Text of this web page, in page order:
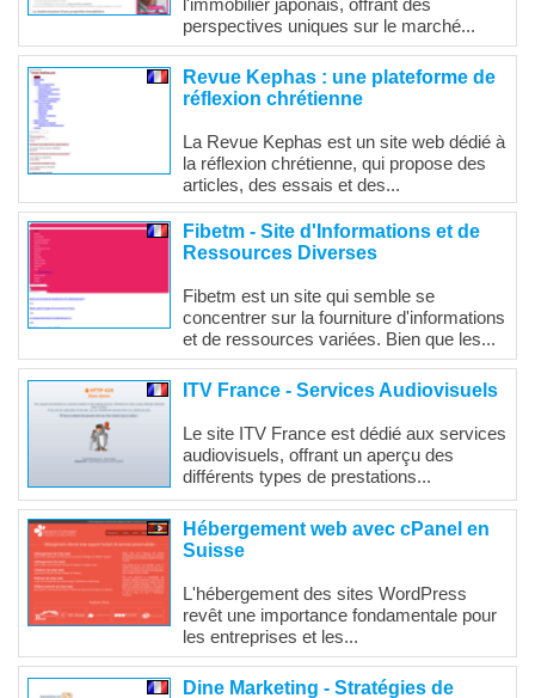
l'immobilier japonais, offrant des
perspectives uniques sur le marché...
Revue Kephas : une plateforme de
réflexion chrétienne
La Revue Kephas est un site web dédié à
la réflexion chrétienne, qui propose des
articles, des essais et des...
Fibetm - Site d'Informations et de
Ressources Diverses
Fibetm est un site qui semble se
concentrer sur la fourniture d'informations
et de ressources variées. Bien que les...
ITV France - Services Audiovisuels
Le site ITV France est dédié aux services
audiovisuels, offrant un aperçu des
différents types de prestations...
Hébergement web avec cPanel en
Suisse
L'hébergement des sites WordPress
revêt une importance fondamentale pour
les entreprises et les...
Dine Marketing - Stratégies de